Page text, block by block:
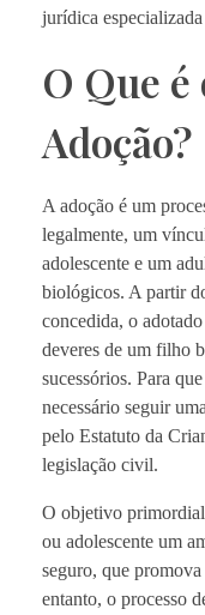
jurídica
O Que é
Adoção?
A adoção é um
legalmente, um
adolescente e um
biológicos. A partir
concedida, o
deveres de um filho
sucessórios. Para
necessário seguir
pelo Estatuto da
legislação civil.
O objetivo
ou adolescente um
seguro, que
entanto, o processo